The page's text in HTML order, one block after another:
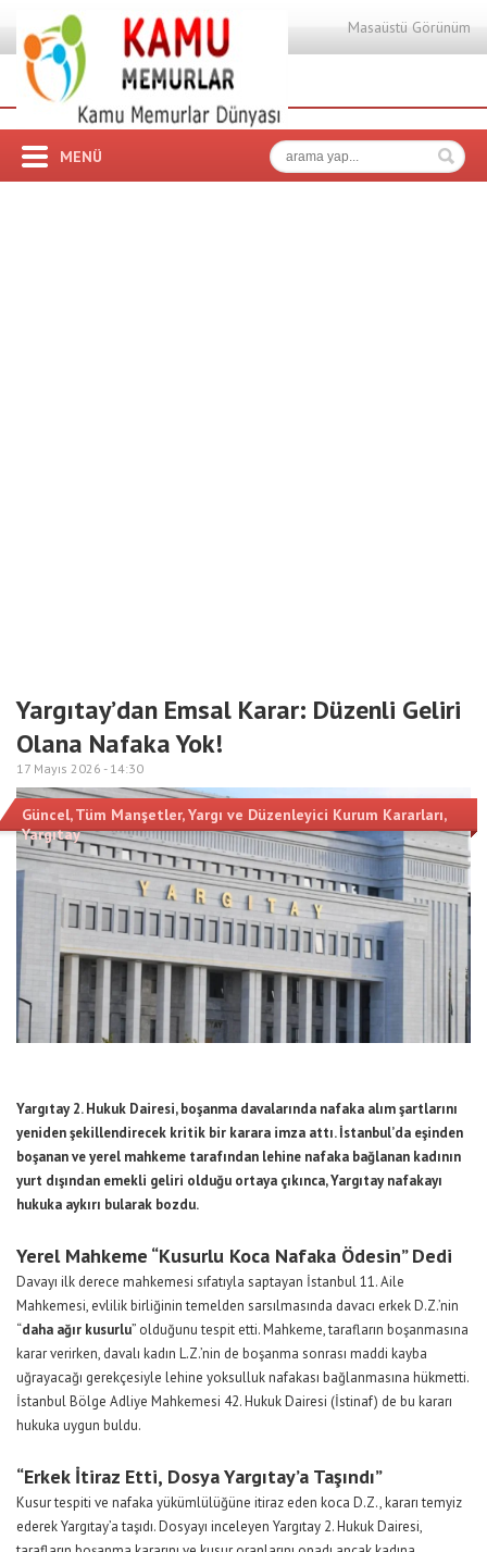
Masaüstü Görünüm
MENÜ
Yargıtay’dan Emsal Karar: Düzenli Geliri
Olana Nafaka Yok!
17 Mayıs 2026 - 14:30
Güncel,Tüm Manşetler,Yargı ve Düzenleyici Kurum Kararları,
Yargıtay
Yargıtay 2. Hukuk Dairesi, boşanma davalarında nafaka alım şartlarını
yeniden şekillendirecek kritik bir karara imza attı. İstanbul’da eşinden
boşanan ve yerel mahkeme tarafından lehine nafaka bağlanan kadının
yurt dışından emekli geliri olduğu ortaya çıkınca, Yargıtay nafakayı
hukuka aykırı bularak bozdu.
Yerel Mahkeme “Kusurlu Koca Nafaka Ödesin” Dedi
Davayı ilk derece mahkemesi sıfatıyla saptayan İstanbul 11. Aile
Mahkemesi, evlilik birliğinin temelden sarsılmasında davacı erkek D.Z.’nin
“daha ağır kusurlu” olduğunu tespit etti. Mahkeme, tarafların boşanmasına
karar verirken, davalı kadın L.Z.’nin de boşanma sonrası maddi kayba
uğrayacağı gerekçesiyle lehine yoksulluk nafakası bağlanmasına hükmetti.
İstanbul Bölge Adliye Mahkemesi 42. Hukuk Dairesi (İstinaf) de bu kararı
hukuka uygun buldu.
“Erkek İtiraz Etti, Dosya Yargıtay’a Taşındı”
Kusur tespiti ve nafaka yükümlülüğüne itiraz eden koca D.Z., kararı temyiz
ederek Yargıtay’a taşıdı. Dosyayı inceleyen Yargıtay 2. Hukuk Dairesi,